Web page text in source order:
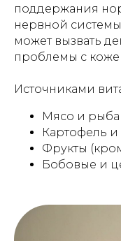
поддержания
нервной
может вызвать
проблемы с
Источниками
Мясо и рыба
Картофель
Фрукты
Бобовые и